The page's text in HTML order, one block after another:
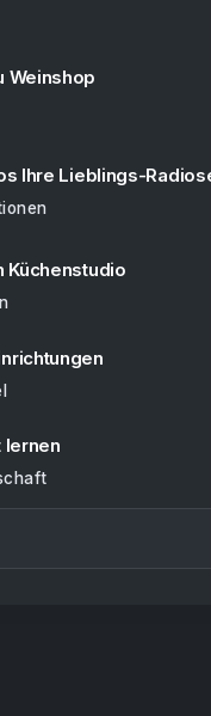
Weinshop
Ihre Lieblings-
Küchenstudio
lernen